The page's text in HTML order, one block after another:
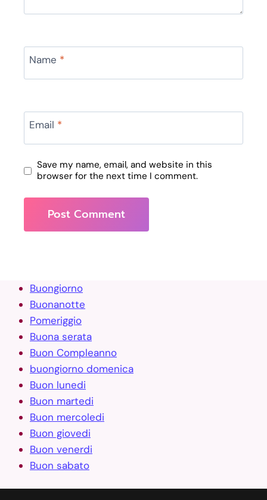
Name *
Email *
Save my name, email, and website in this
browser for the next time I comment.
Buongiorno
Buonanotte
Pomeriggio
Buona serata
Buon Compleanno
buongiorno domenica
Buon lunedi
Buon martedi
Buon mercoledi
Buon giovedi
Buon venerdi
Buon sabato